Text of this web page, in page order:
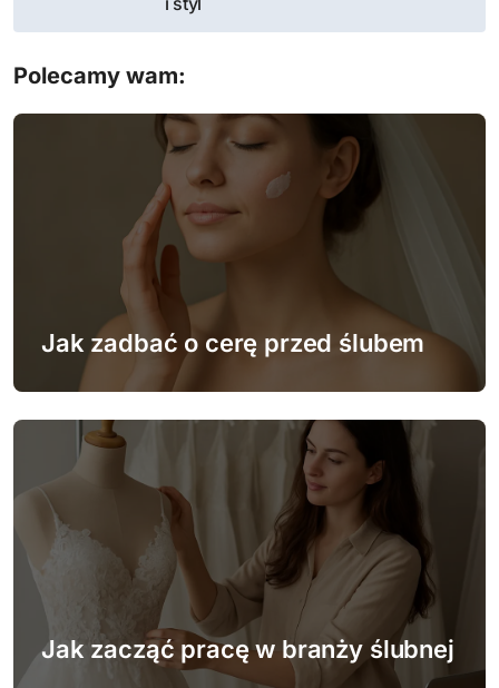
a
i
s
Polecamy wam:
Jak zadbać o cerę przed ślubem
Jak zacząć pracę w branży ślubnej